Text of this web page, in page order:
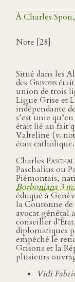
À Charles
Note [28]
Situé dans les
des Grisons
union de trois
Ligue Grise et
indépendante
s’est unie
était lié au fait
Valteline (v.
était catholique.
Charles Paschal
Paschalius ou
Piémontais,
Borboniana 3
éduqué à
la Couronne
avocat général
conseiller
diplomatiques
empêché le
Grisons et la
plusieurs
Vidi